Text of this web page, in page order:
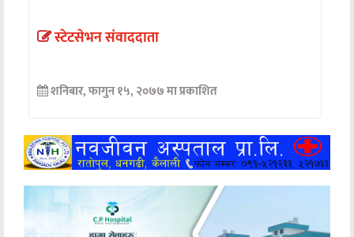
अन्तर्वार्ता
खेलकुद
अन्य
स्टेटसेभन संवाददाता
शनिबार, फागुन १५, २०७७ मा प्रकाशित